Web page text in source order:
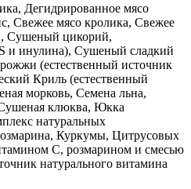
Дегидрированное мясо
Свежее мясо кролика, Свежее
Сушеный цикорий,
и инулина), Сушеный сладкий
(естественный источник
Криль (естественный
морковь, Семена льна,
клюква, Юкка
натуральных
Куркумы, Цитрусовых
С, розмарином и смесью
натурального витамина